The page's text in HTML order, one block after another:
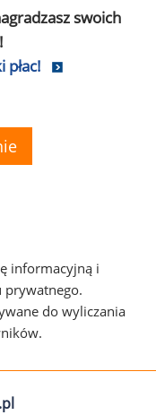
swoich
informacyjną i
prywatnego.
do wyliczania